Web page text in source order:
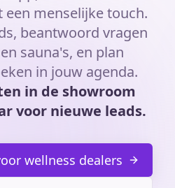
menselijke touch.
beantwoord vragen
sauna's, en plan
in jouw agenda.
in de showroom
voor nieuwe leads.
wellness dealers